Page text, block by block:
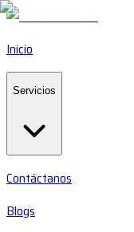
Inicio
Servicios
Contáctanos
Blogs